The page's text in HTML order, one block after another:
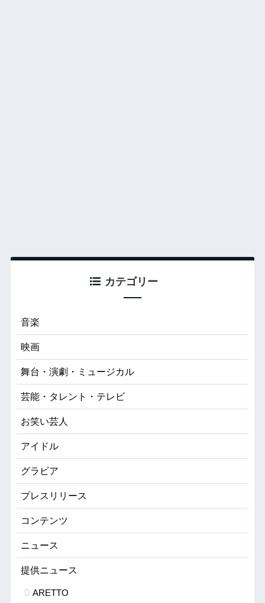
カテゴリー
音楽
映画
舞台・演劇・ミュージカル
芸能・タレント・テレビ
お笑い芸人
アイドル
グラビア
プレスリリース
コンテンツ
ニュース
提供ニュース
ARETTO